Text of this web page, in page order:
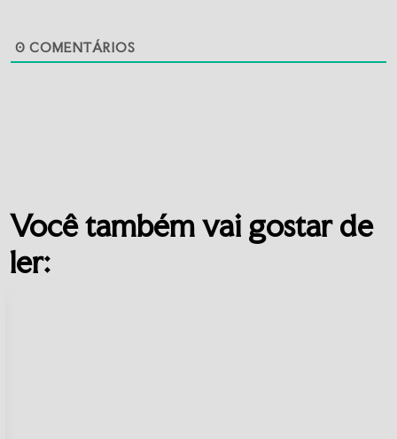
0 COMENTÁRIOS
Você também vai gostar de
ler: